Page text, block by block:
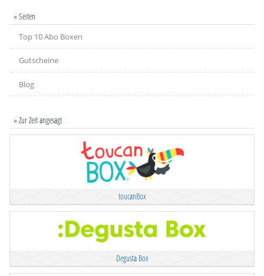
» Seiten
Top 10 Abo Boxen
Gutscheine
Blog
» Zur Zeit angesagt
toucanBox
Degusta Box